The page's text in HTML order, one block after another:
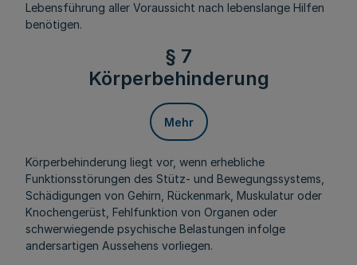
Lebensführung aller Voraussicht nach lebenslange Hilfen
benötigen.
§ 7
Körperbehinderung
Mehr
Körperbehinderung liegt vor, wenn erhebliche
Funktionsstörungen des Stütz- und Bewegungssystems,
Schädigungen von Gehirn, Rückenmark, Muskulatur oder
Knochengerüst, Fehlfunktion von Organen oder
schwerwiegende psychische Belastungen infolge
andersartigen Aussehens vorliegen.